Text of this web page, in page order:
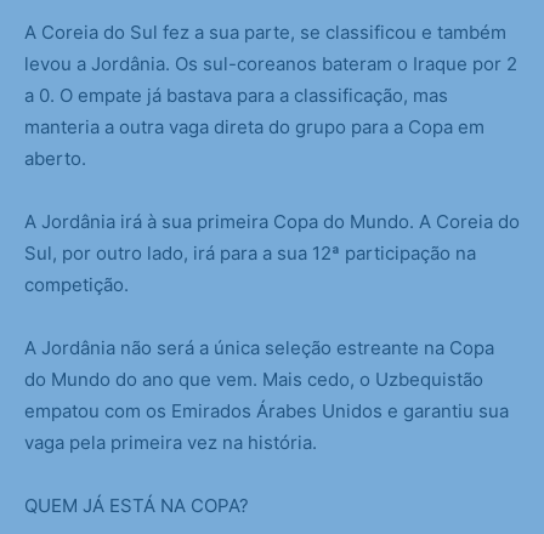
A Coreia do Sul fez a sua parte, se classificou e também
levou a Jordânia. Os sul-coreanos bateram o Iraque por 2
a 0. O empate já bastava para a classificação, mas
manteria a outra vaga direta do grupo para a Copa em
aberto.
A Jordânia irá à sua primeira Copa do Mundo. A Coreia do
Sul, por outro lado, irá para a sua 12ª participação na
competição.
A Jordânia não será a única seleção estreante na Copa
do Mundo do ano que vem. Mais cedo, o Uzbequistão
empatou com os Emirados Árabes Unidos e garantiu sua
vaga pela primeira vez na história.
QUEM JÁ ESTÁ NA COPA?